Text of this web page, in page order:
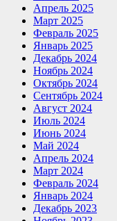
Апрель 2025
Март 2025
Февраль 2025
Январь 2025
Декабрь 2024
Ноябрь 2024
Октябрь 2024
Сентябрь 2024
Август 2024
Июль 2024
Июнь 2024
Май 2024
Апрель 2024
Март 2024
Февраль 2024
Январь 2024
Декабрь 2023